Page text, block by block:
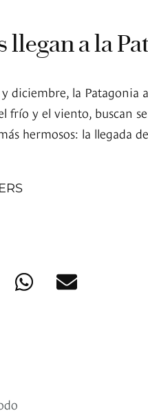
llegan a la
diciembre, la Patagonia
frío y el viento, buscan
hermosos: la llegada